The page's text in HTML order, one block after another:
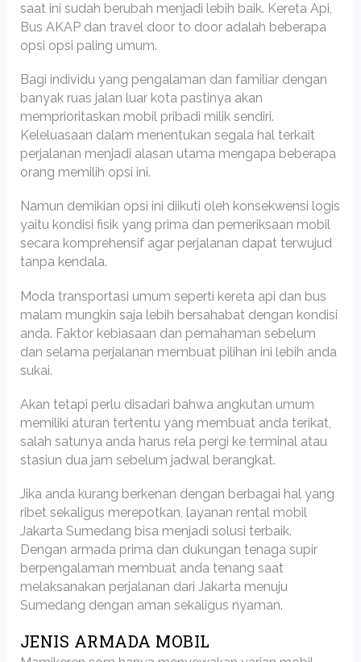
saat ini sudah berubah menjadi lebih baik. Kereta Api,
Bus AKAP dan travel door to door adalah beberapa
opsi opsi paling umum.
Bagi individu yang pengalaman dan familiar dengan
banyak ruas jalan luar kota pastinya akan
memprioritaskan mobil pribadi milik sendiri.
Keleluasaan dalam menentukan segala hal terkait
perjalanan menjadi alasan utama mengapa beberapa
orang memilih opsi ini.
Namun demikian opsi ini diikuti oleh konsekwensi logis
yaitu kondisi fisik yang prima dan pemeriksaan mobil
secara komprehensif agar perjalanan dapat terwujud
tanpa kendala.
Moda transportasi umum seperti kereta api dan bus
malam mungkin saja lebih bersahabat dengan kondisi
anda. Faktor kebiasaan dan pemahaman sebelum
dan selama perjalanan membuat pilihan ini lebih anda
sukai.
Akan tetapi perlu disadari bahwa angkutan umum
memiliki aturan tertentu yang membuat anda terikat,
salah satunya anda harus rela pergi ke terminal atau
stasiun dua jam sebelum jadwal berangkat.
Jika anda kurang berkenan dengan berbagai hal yang
ribet sekaligus merepotkan, layanan rental mobil
Jakarta Sumedang bisa menjadi solusi terbaik.
Dengan armada prima dan dukungan tenaga supir
berpengalaman membuat anda tenang saat
melaksanakan perjalanan dari Jakarta menuju
Sumedang dengan aman sekaligus nyaman.
JENIS ARMADA MOBIL